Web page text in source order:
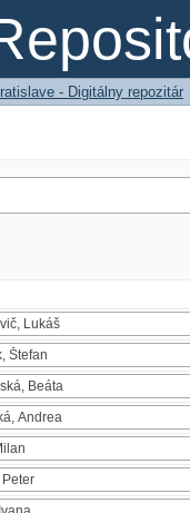
- Digitálny repozitár